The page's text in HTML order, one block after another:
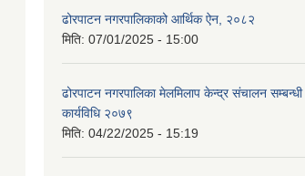
ढोरपाटन नगरपालिकाको आर्थिक ऐन, २०८२
मिति: 07/01/2025 - 15:00
ढोरपाटन नगरपालिका मेलमिलाप केन्द्र संचालन सम्बन्धी
कार्यविधि २०७९
मिति: 04/22/2025 - 15:19